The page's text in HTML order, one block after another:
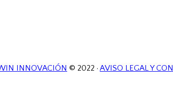
INNOVACIÓN © 2022 · AVISO LEGAL Y